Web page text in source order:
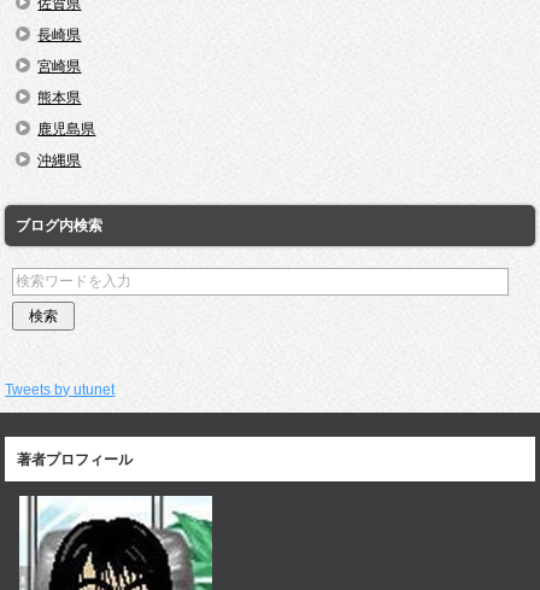
長崎県
宮崎県
熊本県
鹿児島県
沖縄県
ブログ内検索
Tweets by utunet
著者プロフィール